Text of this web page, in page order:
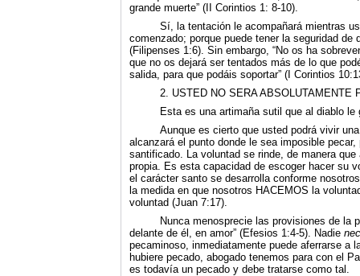
grande muerte” (II Corintios 1: 8-10).
Sí, la tentación le acompañará mientras
comenzado; porque puede tener la seguridad de
(Filipenses 1:6). Sin embargo, “No os ha
que no os dejará ser tentados más de lo que
salida, para que podáis soportar” (I Corintios
2. USTED NO SERA ABSOLUTAMENTE
Esta es una artimaña sutil que al diablo le
Aunque es cierto que usted podrá vivir
alcanzará el punto donde le sea imposible
santificado. La voluntad se rinde, de manera
propia. Es esta capacidad de escoger hacer su
el carácter santo se desarrolla conforme
la medida en que nosotros HACEMOS la
voluntad (Juan 7:17).
Nunca menosprecie las provisiones de la
delante de él, en amor” (Efesios 1:4-5). Nadie
pecaminoso, inmediatamente puede aferrarse a
hubiere pecado, abogado tenemos para con el
es todavía un pecado y debe tratarse como tal.